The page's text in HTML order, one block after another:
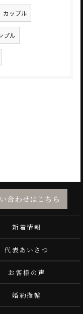
カップル
プル
合わせはこちら
新着情報
代表あいさつ
お客様の声
婚約指輪